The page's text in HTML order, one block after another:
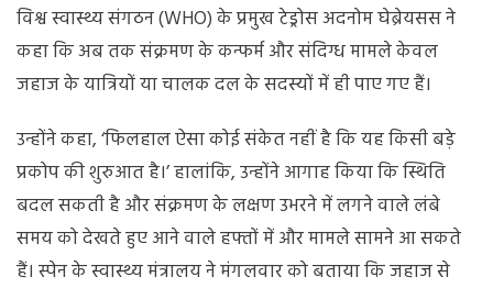
विश्व स्वास्थ्य संगठन (WHO) के प्रमुख टेड्रोस अदनोम घेब्रेयसस ने
कहा कि अब तक संक्रमण के कन्फर्म और संदिग्ध मामले केवल
जहाज के यात्रियों या चालक दल के सदस्यों में ही पाए गए हैं।
उन्होंने कहा, ‘फिलहाल ऐसा कोई संकेत नहीं है कि यह किसी बड़े
प्रकोप की शुरुआत है।’ हालांकि, उन्होंने आगाह किया कि स्थिति
बदल सकती है और संक्रमण के लक्षण उभरने में लगने वाले लंबे
समय को देखते हुए आने वाले हफ्तों में और मामले सामने आ सकते
हैं। स्पेन के स्वास्थ्य मंत्रालय ने मंगलवार को बताया कि जहाज से